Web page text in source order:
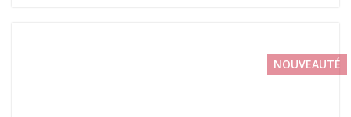
NOUVEAUTÉ